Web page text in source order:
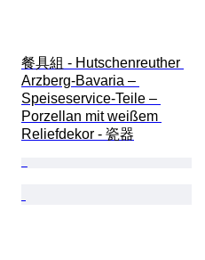
餐具組 - Hutschenreuther
Arzberg-Bavaria –
Speiseservice-Teile –
Porzellan mit weißem
Reliefdekor - 瓷器